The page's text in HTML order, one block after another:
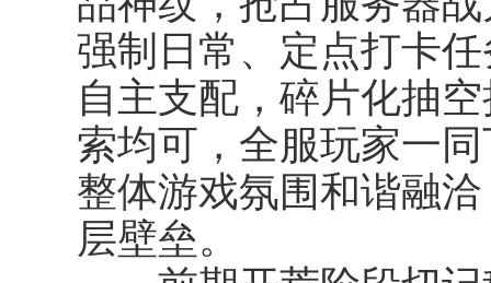
强制日常、定点打卡
自主支配，碎片化抽
索均可，全服玩家一
整体游戏氛围和谐融
层壁垒。